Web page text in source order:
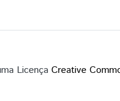
há na região um
Licença Creative